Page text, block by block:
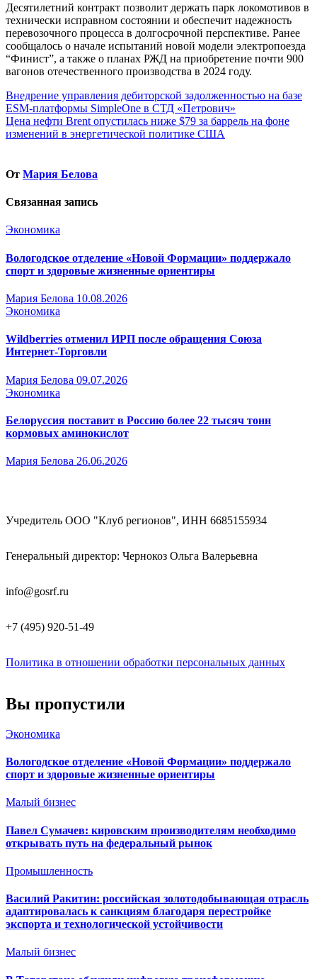
Десятилетний контракт позволит держать парк локомотивов в
технически исправном состоянии и обеспечит надежность
перевозочного процесса в долгосрочной перспективе. Ранее
сообщалось о начале испытаний новой модели электропоезда
“Финист”, а также о планах РЖД на приобретение почти 900
вагонов отечественного производства в 2024 году.
Навигация
по
записям
Внедрение управления дебиторской задолженностью на базе
ESM-платформы SimpleOne в СТД «Петрович»
Цена нефти Brent опустилась ниже $79 за баррель на фоне
изменений в энергетической политике США
От Мария Белова
Связанная запись
Экономика
Вологодское отделение «Новой Формации» поддержало
спорт и здоровые жизненные ориентиры
Мария Белова 10.08.2026
Экономика
Wildberries отменил ИРП после обращения Союза
Интернет-Торговли
Мария Белова 09.07.2026
Экономика
Белоруссия поставит в Россию более 22 тысяч тонн
кормовых аминокислот
Мария Белова 26.06.2026
Учредитель ООО "Клуб регионов", ИНН 6685155934
Генеральный директор: Чернокоз Ольга Валерьевна
info@gosrf.ru
+7 (495) 920-51-49
Политика в отношении обработки персональных данных
Вы пропустили
Экономика
Вологодское отделение «Новой Формации» поддержало
спорт и здоровые жизненные ориентиры
Малый бизнес
Павел Сумачев: кировским производителям необходимо
открывать путь на федеральный рынок
Промышленность
Василий Ракитин: российская золотодобывающая отрасль
адаптировалась к санкциям благодаря перестройке
экспорта и технологической устойчивости
Малый бизнес